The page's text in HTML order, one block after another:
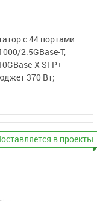
с 44 портами
2.5GBase-T,
X SFP+
370 Вт;
в проекты